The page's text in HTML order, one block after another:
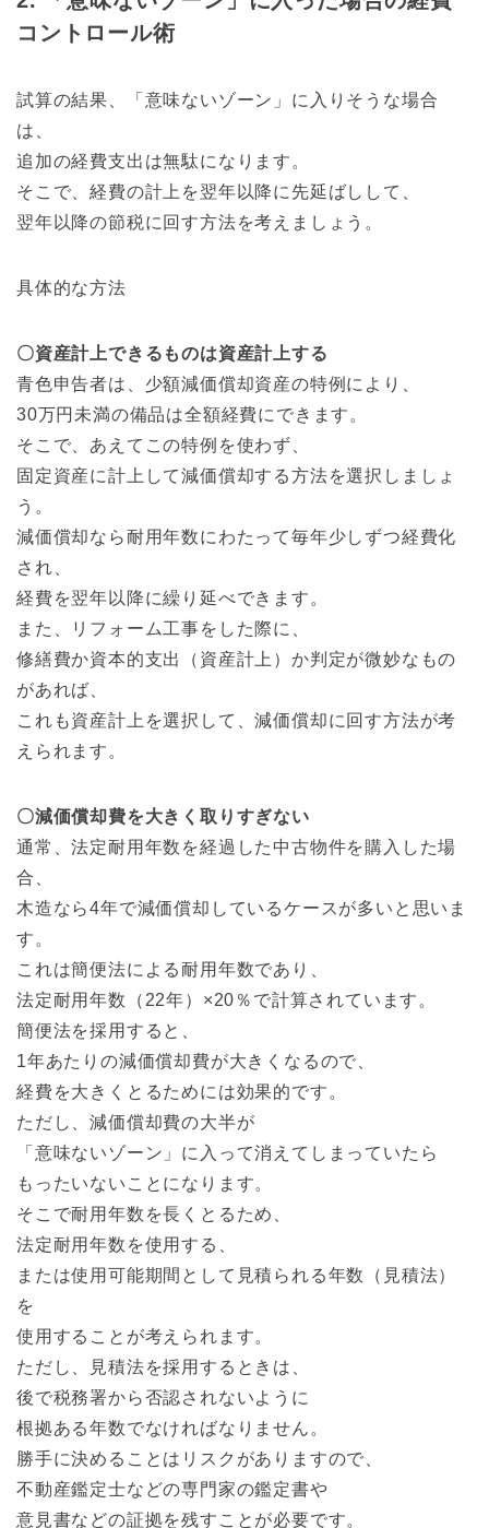
コントロール術
試算の結果、「意味ないゾーン」に入りそうな場合
は、
追加の経費支出は無駄になります。
そこで、経費の計上を翌年以降に先延ばしして、
翌年以降の節税に回す方法を考えましょう。
具体的な方法
〇資産計上できるものは資産計上する
青色申告者は、少額減価償却資産の特例により、
30万円未満の備品は全額経費にできます。
そこで、あえてこの特例を使わず、
固定資産に計上して減価償却する方法を選択しましょ
う。
減価償却なら耐用年数にわたって毎年少しずつ経費化
され、
経費を翌年以降に繰り延べできます。
また、リフォーム工事をした際に、
修繕費か資本的支出（資産計上）か判定が微妙なもの
があれば、
これも資産計上を選択して、減価償却に回す方法が考
えられます。
〇減価償却費を大きく取りすぎない
通常、法定耐用年数を経過した中古物件を購入した場
合、
木造なら4年で減価償却しているケースが多いと思いま
す。
これは簡便法による耐用年数であり、
法定耐用年数（22年）×20％で計算されています。
簡便法を採用すると、
1年あたりの減価償却費が大きくなるので、
経費を大きくとるためには効果的です。
ただし、減価償却費の大半が
「意味ないゾーン」に入って消えてしまっていたら
もったいないことになります。
そこで耐用年数を長くとるため、
法定耐用年数を使用する、
または使用可能期間として見積られる年数（見積法）
を
使用することが考えられます。
ただし、見積法を採用するときは、
後で税務署から否認されないように
根拠ある年数でなければなりません。
勝手に決めることはリスクがありますので、
不動産鑑定士などの専門家の鑑定書や
意見書などの証拠を残すことが必要です。